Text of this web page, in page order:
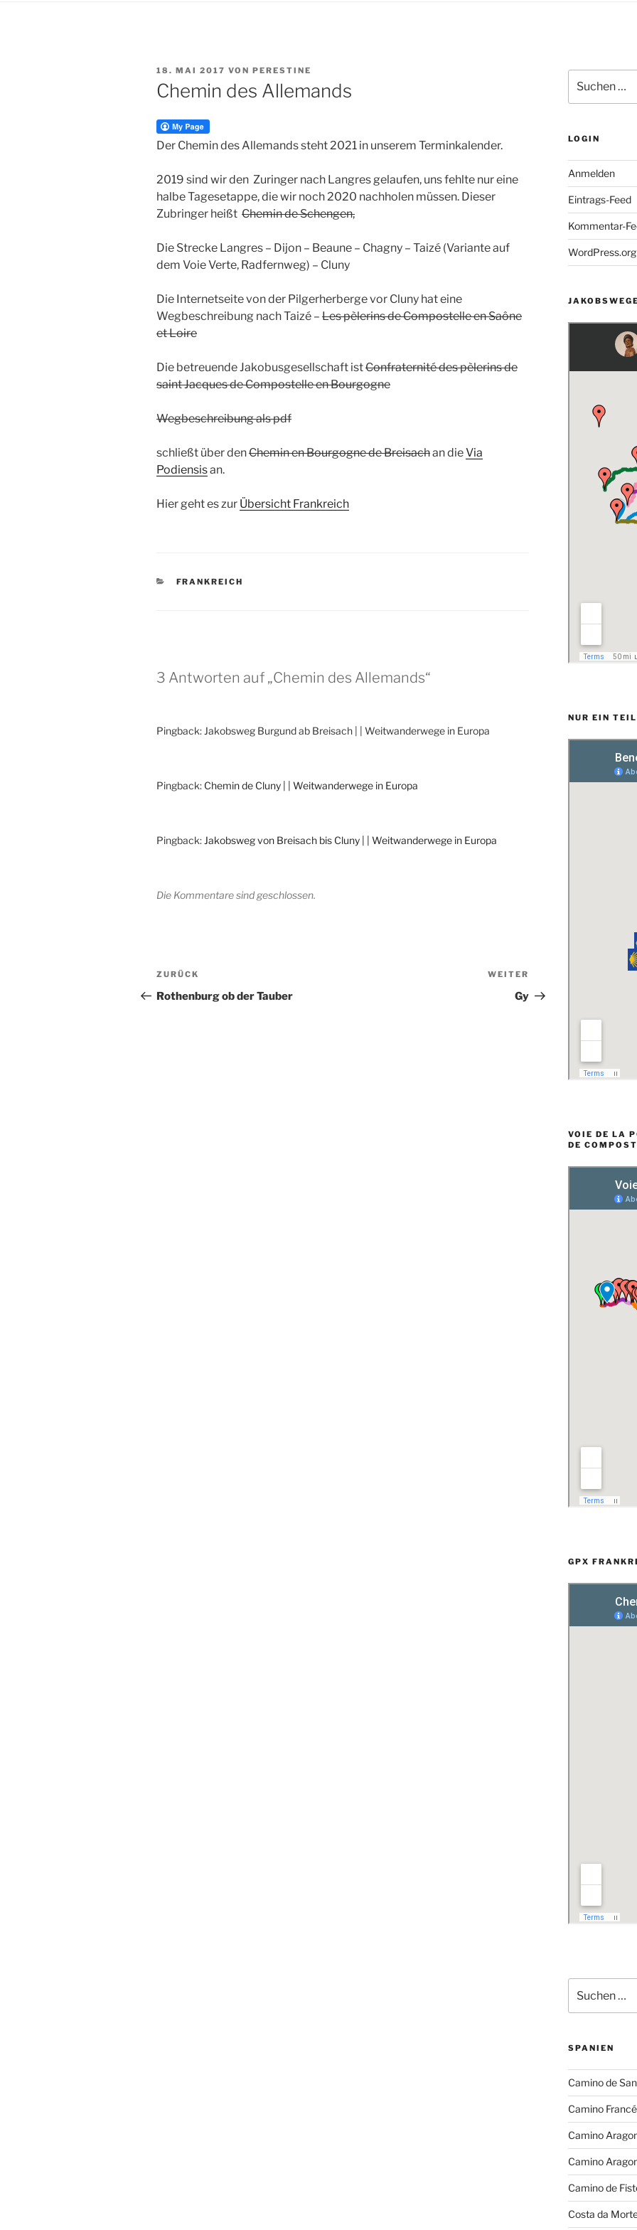
VERÖFFENTLICHT
AM
18. MAI 2017 VON PERESTINE
Chemin des Allemands
Der Chemin des Allemands steht 2021 in unserem Terminkalender.
2019 sind wir den Zuringer nach Langres gelaufen, uns fehlte nur eine
halbe Tagesetappe, die wir noch 2020 nachholen müssen. Dieser
Zubringer heißt Chemin de Schengen,
Die Strecke Langres – Dijon – Beaune – Chagny – Taizé (Variante auf
dem Voie Verte, Radfernweg) – Cluny
Die Internetseite von der Pilgerherberge vor Cluny hat eine
Wegbeschreibung nach Taizé – Les pèlerins de Compostelle en Saône
et Loire
Die betreuende Jakobusgesellschaft istConfraternité des pèlerins de
saint Jacques de Compostelle en Bourgogne
Wegbeschreibung als pdf
schließt über denChemin en Bourgogne de Breisachan dieVia
Podiensisan.
Hier geht es zur Übersicht Frankreich
KATEGORIEN
FRANKREICH
3 Antworten auf „Chemin des Allemands“
Pingback: Jakobsweg Burgund ab Breisach | | Weitwanderwege in Europa
Pingback: Chemin de Cluny | | Weitwanderwege in Europa
Pingback: Jakobsweg von Breisach bis Cluny | | Weitwanderwege in Europa
Die Kommentare sind geschlossen.
Beitragsnavigation
Vorheriger
Beitrag
ZURÜCK
Rothenburg ob der Tauber
Beitrag
WEITER
Gy
nach:
LOGIN
Anmelden
Eintrags-Feed
Kommentar-
WordPress.org
NUR EIN
VOIE DE LA
DE
GPX
nach:
SPANIEN
Camino de
Camino
Camino
Camino
Camino de
Costa da